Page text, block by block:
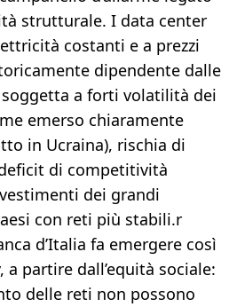
strutturale. I data center
costanti e a prezzi
dipendente dalle
a forti volatilità dei
emerso chiaramente
in Ucraina), rischia di
di competitività
dei grandi
con reti più stabili.r
d’Italia fa emergere così
partire dall’equità sociale:
delle reti non possono